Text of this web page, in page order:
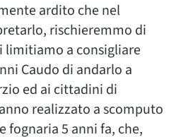
ardito che nel
rischieremmo di
limitiamo a consigliare
Caudo di andarlo a
ed ai cittadini di
realizzato a scomputo
fognaria 5 anni fa, che,